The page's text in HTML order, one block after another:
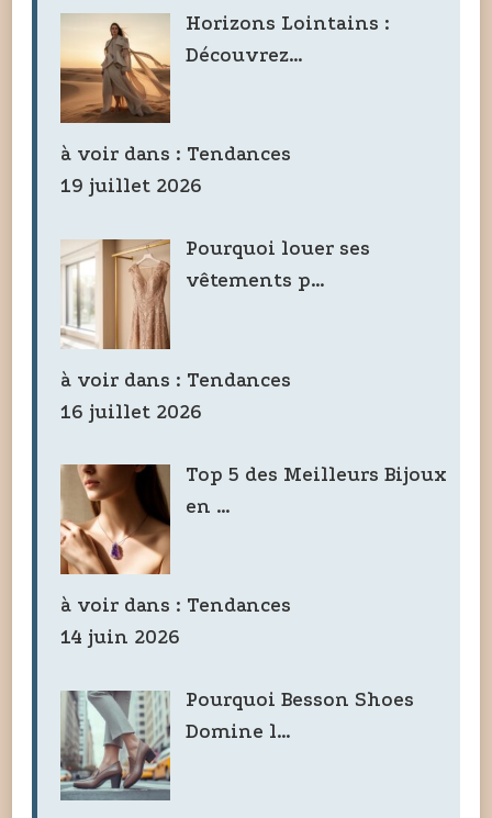
Horizons Lointains :
Découvrez…
à voir dans : Tendances
19 juillet 2026
Pourquoi louer ses
vêtements p…
à voir dans : Tendances
16 juillet 2026
Top 5 des Meilleurs Bijoux
en …
à voir dans : Tendances
14 juin 2026
Pourquoi Besson Shoes
Domine l…